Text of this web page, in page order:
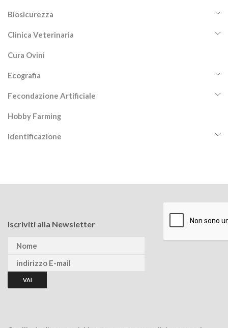
Biosicurezza
Clinica Veterinaria
Cura Ovini
Ecografia
Fecondazione Artificiale
Hobby Farming
Identificazione
Iscriviti alla Newsletter